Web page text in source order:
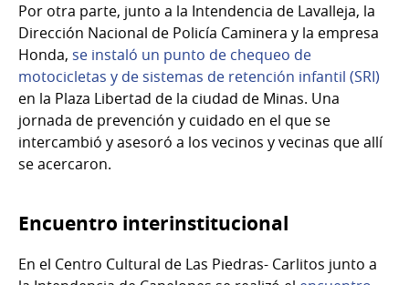
Por otra parte, junto a la Intendencia de Lavalleja, la
Dirección Nacional de Policía Caminera y la empresa
Honda, se instaló un punto de chequeo de
motocicletas y de sistemas de retención infantil (SRI)
en la Plaza Libertad de la ciudad de Minas. Una
jornada de prevención y cuidado en el que se
intercambió y asesoró a los vecinos y vecinas que allí
se acercaron.
Encuentro interinstitucional
En el Centro Cultural de Las Piedras- Carlitos junto a